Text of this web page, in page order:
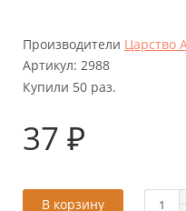
Производители Царство
Артикул: 2988
Купили 50 раз.
37 ₽
В корзину